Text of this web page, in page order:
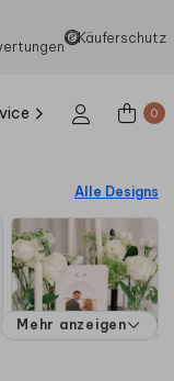
Käuferschutz
0
Alle Designs
Mehr anzeigen